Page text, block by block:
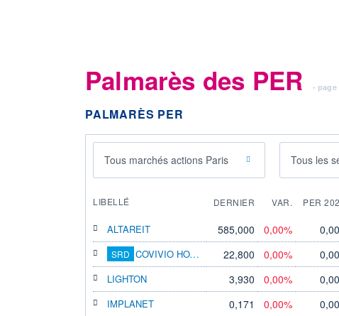
Palmarès des PER - page
PALMARÈS PER
Tous marchés actions Paris Tous les
LIBELLÉ DERNIER VAR. PER
ALTAREIT 585,000 0,00%
SRD COVIVIO HOTELS 22,800 0,00%
LIGHTON 3,930 0,00%
IMPLANET 0,171 0,00%